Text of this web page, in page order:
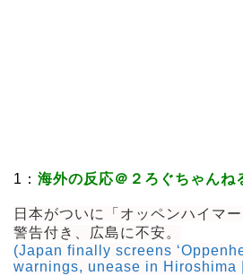
1： 海外の反応＠２ろぐちゃんね
日本がついに「オッペンハイマ
警告付き、広島に不安。
(Japan finally screens
warnings, unease in Hiroshima